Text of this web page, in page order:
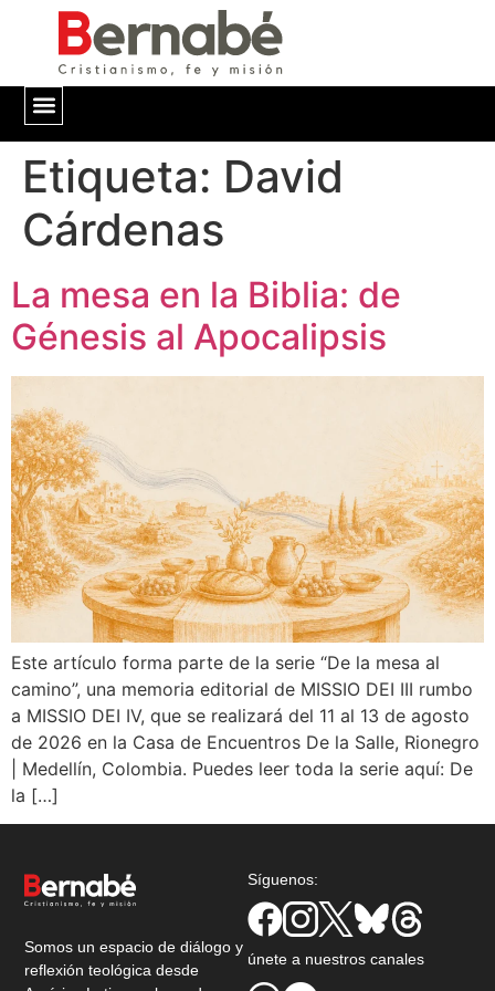
Etiqueta: David
Cárdenas
La mesa en la Biblia: de
Génesis al Apocalipsis
Este artículo forma parte de la serie “De la mesa al
camino”, una memoria editorial de MISSIO DEI III rumbo
a MISSIO DEI IV, que se realizará del 11 al 13 de agosto
de 2026 en la Casa de Encuentros De la Salle, Rionegro
| Medellín, Colombia. Puedes leer toda la serie aquí: De
la […]
Somos un espacio de diálogo y
reflexión teológica desde
Síguenos:
únete a nuestros canales